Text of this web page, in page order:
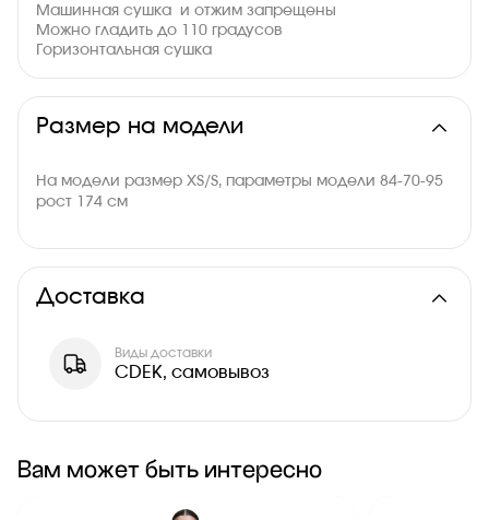
Машинная сушка и отжим запрещены
Можно гладить до 110 градусов
Горизонтальная сушка
Размер на модели
На модели размер XS/S, параметры модели 84-70-95
рост 174 см
Доставка
Виды доставки
CDEK, самовывоз
Вам может быть интересно